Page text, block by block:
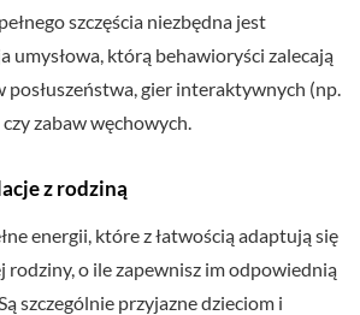
szczęścia niezbędna jest
umysłowa, którą behawioryści zalecają
gier interaktywnych (np.
zabaw węchowych.
z rodziną
energii, które z łatwością adaptują się
rodziny, o ile zapewnisz im odpowiednią
szczególnie przyjazne dzieciom i